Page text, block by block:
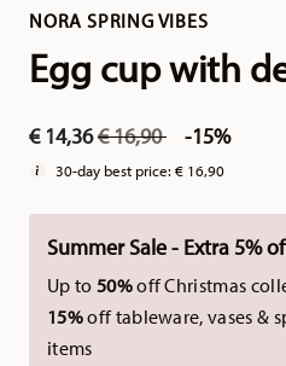
NORA SPRING VIBES
Egg cup with
€ 14,36Price reduced from
€ 16,90to -15%
30-day best price:€ 16,90
Summer Sale - Extra 5%
Up to 50%off Christmas
15%off tableware, vases &
items